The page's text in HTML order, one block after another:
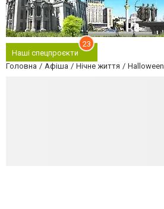
Наші спецпроєкти
23
Головна Афіша Нічне життя Halloween